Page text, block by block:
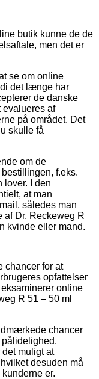
butik kunne de de
men det er
se om online
det længe har
de danske
evalueres af
på området. Det
skulle få
om de
f.eks.
lover. I den
at man
således man
af Dr. Reckeweg R
kvinde eller mand.
chancer for at
opfattelser
online
R 51 – 50 ml
chancer
pålidelighed.
muligt at
desuden må
er.